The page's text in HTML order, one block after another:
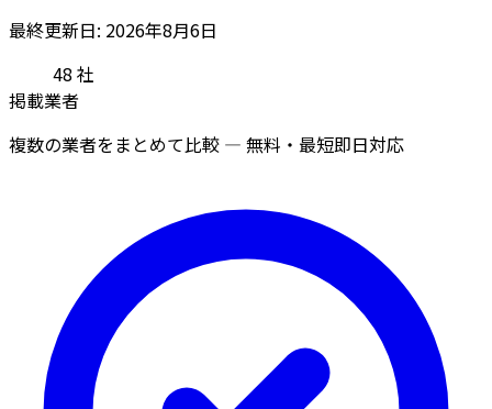
最終更新日: 2026年8月6日
48 社
掲載業者
複数の業者をまとめて比較 — 無料・最短即日対応